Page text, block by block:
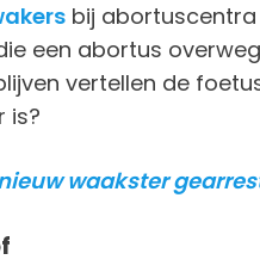
bij abortuscentra
een abortus
vertellen de
is?
waakster